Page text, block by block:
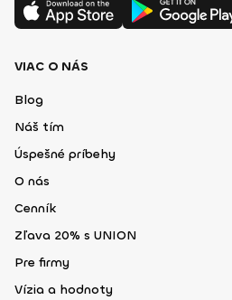
VIAC O NÁS
Blog
Náš tím
Úspešné príbehy
O nás
Cenník
Zľava 20% s UNION
Pre firmy
Vízia a hodnoty